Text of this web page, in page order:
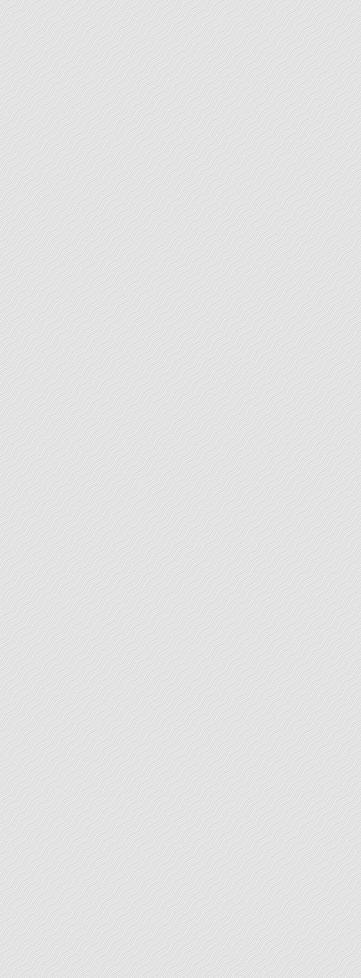
Lettres
Vous avez plusieurs fois relu votre lettre, mais vous
craignez que des erreurs vous aient échappé, ou
encore que votre syntaxe soit hésitante avec des
possibilités d’incorrections, de lourdeurs, de
répétitions. Une correction simple vous est ici
proposée pour vos différents types de courriers,
comprenant essentiellement la vérification de
l’orthographe, de la construction des phrases,[...]
LEARN MORE
Une correction simple vous est ici proposée pour
vos différents types de travaux. Votre texte fait
l’objet d’une vérification attentive et méthodique de
la conformité aux normes orthographiques,
typographiques, syntaxiques, aux règles de la mise en
page, au respect des conventions de présentation.
Lecture globale du texte : « Photographie » de
l’ensemble du [...]
LEARN MORE
Travaux universitaires
Vous être parvenu au terme de vos travaux de
rédaction. Toutefois vos textes ont besoin d’être
remaniés en profondeur. Votre écrivain-conseil vous
propose une intervention de réécriture. Il est ainsi